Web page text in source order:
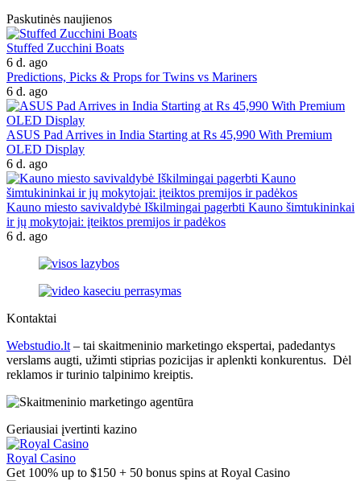
Paskutinės naujienos
Stuffed Zucchini Boats
6 d. ago
Predictions, Picks & Props for Twins vs Mariners
6 d. ago
ASUS Pad Arrives in India Starting at Rs 45,990 With Premium
OLED Display
6 d. ago
Kauno miesto savivaldybė Iškilmingai pagerbti Kauno šimtukininkai
ir jų mokytojai: įteiktos premijos ir padėkos
6 d. ago
Kontaktai
Webstudio.lt – tai skaitmeninio marketingo ekspertai, padedantys
verslams augti, užimti stiprias pozicijas ir aplenkti konkurentus. Dėl
reklamos ir turinio talpinimo kreiptis.
Geriausiai įvertinti kazino
Royal Casino
Get 100% up to $150 + 50 bonus spins at Royal Casino